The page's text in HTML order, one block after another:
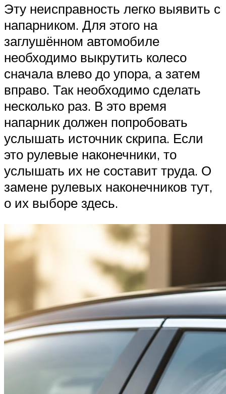
Эту неисправность легко выявить с
напарником. Для этого на
заглушённом автомобиле
необходимо выкрутить колесо
сначала влево до упора, а затем
вправо. Так необходимо сделать
несколько раз. В это время
напарник должен попробовать
услышать источник скрипа. Если
это рулевые наконечники, то
услышать их не составит труда. О
замене рулевых наконечников тут,
о их выборе здесь.